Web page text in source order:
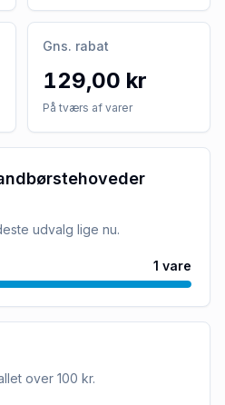
Gns. rabat
129,00 kr
På tværs af varer
udvalg lige nu.
1 vare
over 100 kr.